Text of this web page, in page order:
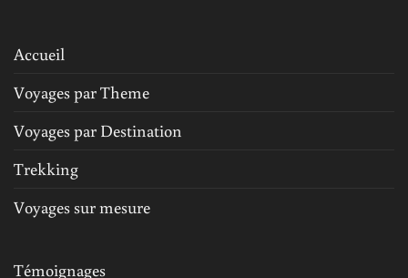
Accueil
Voyages par Theme
Voyages par Destination
Trekking
Voyages sur mesure
Témoignages